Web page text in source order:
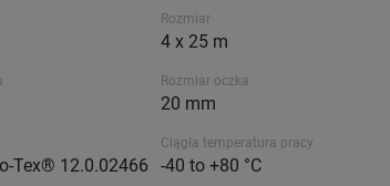
Rozmiar
4 x 25 m
Rozmiar oczka
20 mm
Tex® 12.0.02466
Ciągła temperatura pracy
-40 to +80 °C